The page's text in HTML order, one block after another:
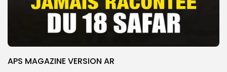
APS MAGAZINE VERSION AR